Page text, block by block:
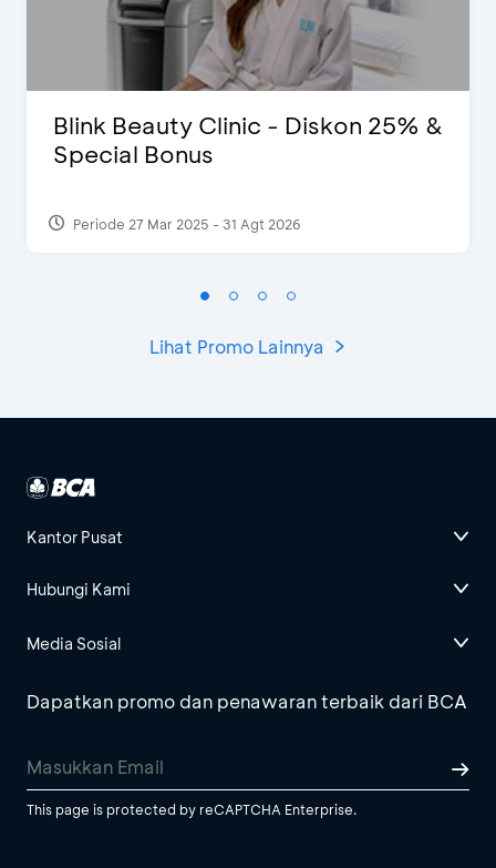
Blink Beauty Clinic - Diskon 25% &
Special Bonus
Periode 27 Mar 2025 - 31 Agt 2026
Lihat Promo Lainnya
Kantor Pusat
Hubungi Kami
Media Sosial
Dapatkan promo dan penawaran terbaik dari BCA
This page is protected by reCAPTCHA Enterprise.